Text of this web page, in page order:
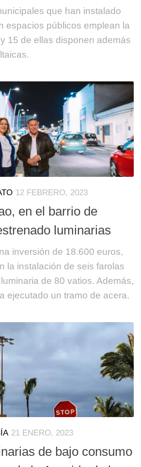
que han instalado
espacios públicos emplean la
15 de ellas disponen además
12 FEBRERO, 2023
en el barrio de
luminarias
inversión de 18.600 euros,
la instalación de seis farolas
de 80 vatios. Además,
ejecutado un tramo de acera.
21 ENERO, 2023
de bajo consumo